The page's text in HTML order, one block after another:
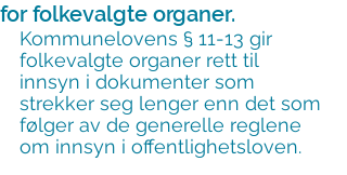
for folkevalgte organer.
Kommunelovens § 11-13 gir
folkevalgte organer rett til
innsyn i dokumenter som
strekker seg lenger enn det som
følger av de generelle reglene
om innsyn i offentlighetsloven.